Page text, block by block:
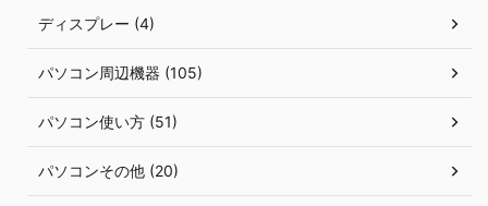
ディスプレー (4)
パソコン周辺機器 (105)
パソコン使い方 (51)
パソコンその他 (20)